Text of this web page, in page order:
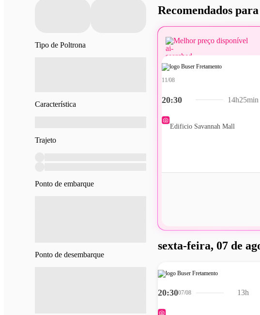
Tipo de Poltrona
Característica
Trajeto
Ponto de embarque
Ponto de desembarque
Recomendados
Melhor preço disponível
20:30
11/08
Edificio Savannah Mall
14h25min
sexta-feira, 07 de
20:3007/08 13h